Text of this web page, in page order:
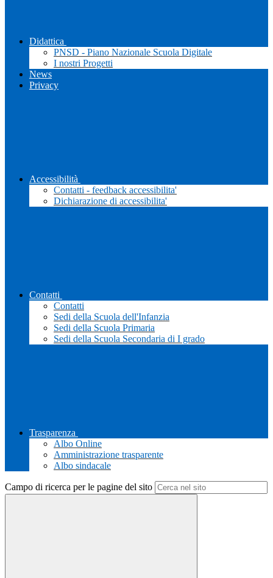
Didattica
PNSD - Piano Nazionale Scuola Digitale
I nostri Progetti
News
Privacy
Accessibilità
Contatti - feedback accessibilita'
Dichiarazione di accessibilita'
Contatti
Contatti
Sedi della Scuola dell'Infanzia
Sedi della Scuola Primaria
Sedi della Scuola Secondaria di I grado
Trasparenza
Albo Online
Amministrazione trasparente
Albo sindacale
Campo di ricerca per le pagine del sito